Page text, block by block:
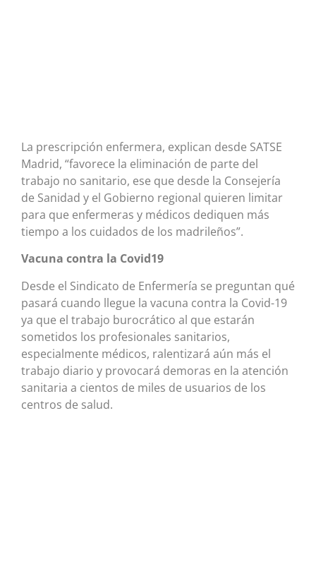
La prescripción enfermera, explican desde SATSE
Madrid, “favorece la eliminación de parte del
trabajo no sanitario, ese que desde la Consejería
de Sanidad y el Gobierno regional quieren limitar
para que enfermeras y médicos dediquen más
tiempo a los cuidados de los madrileños”.
Vacuna contra la Covid19
Desde el Sindicato de Enfermería se preguntan qué
pasará cuando llegue la vacuna contra la Covid-19
ya que el trabajo burocrático al que estarán
sometidos los profesionales sanitarios,
especialmente médicos, ralentizará aún más el
trabajo diario y provocará demoras en la atención
sanitaria a cientos de miles de usuarios de los
centros de salud.